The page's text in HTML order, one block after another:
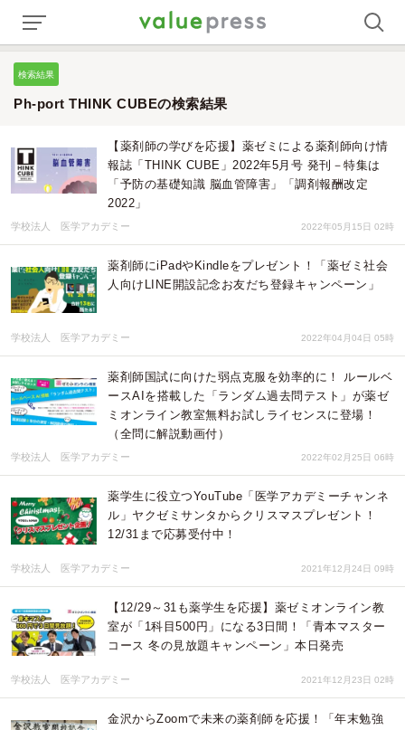
検索結果
Ph-port THINK CUBEの検索結果
【薬剤師の学びを応援】薬ゼミによる薬剤師向け情
報誌「THINK CUBE」2022年5月号 発刊－特集は
「予防の基礎知識 脳血管障害」「調剤報酬改定
2022」
学校法人 医学アカデミー 2022年05月15日 02時
薬剤師にiPadやKindleをプレゼント！「薬ゼミ社会
人向けLINE開設記念お友だち登録キャンペーン」
学校法人 医学アカデミー 2022年04月04日 05時
薬剤師国試に向けた弱点克服を効率的に！ ルールベ
ースAIを搭載した「ランダム過去問テスト」が薬ゼ
ミオンライン教室無料お試しライセンスに登場！
（全問に解説動画付）
学校法人 医学アカデミー 2022年02月25日 06時
薬学生に役立つYouTube「医学アカデミーチャンネ
ル」ヤクゼミサンタからクリスマスプレゼント！
12/31まで応募受付中！
学校法人 医学アカデミー 2021年12月24日 09時
【12/29～31も薬学生を応援】薬ゼミオンライン教
室が「1科目500円」になる3日間！「青本マスター
コース 冬の見放題キャンペーン」本日発売
学校法人 医学アカデミー 2021年12月23日 02時
金沢からZoomで未来の薬剤師を応援！「年末勉強